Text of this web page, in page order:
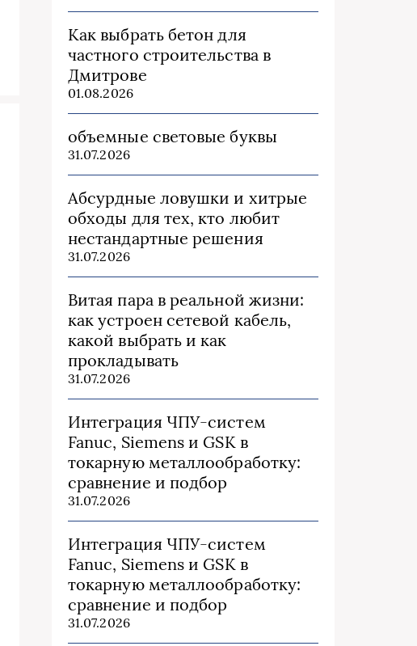
Как выбрать бетон для
частного строительства в
Дмитрове
01.08.2026
объемные световые буквы
31.07.2026
Абсурдные ловушки и хитрые
обходы для тех, кто любит
нестандартные решения
31.07.2026
Витая пара в реальной жизни:
как устроен сетевой кабель,
какой выбрать и как
прокладывать
31.07.2026
Интеграция ЧПУ-систем
Fanuc, Siemens и GSK в
токарную металлообработку:
сравнение и подбор
31.07.2026
Интеграция ЧПУ-систем
Fanuc, Siemens и GSK в
токарную металлообработку:
сравнение и подбор
31.07.2026